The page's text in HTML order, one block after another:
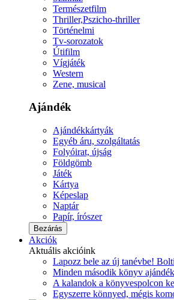
Természetfilm
Thriller,Pszicho-thriller
Történelmi
Tv-sorozatok
Útifilm
Vígjáték
Western
Zene, musical
Ajándék
Ajándékkártyák
Egyéb áru, szolgáltatás
Folyóirat, újság
Földgömb
Játék
Kártya
Képeslap
Naptár
Papír, írószer
Bezárás
Akciók
Aktuális akcióink
Lapozz bele az új tanévbe!
Minden második könyv
A kalandok a könyvespolcon
Egyszerre könnyed, mégis